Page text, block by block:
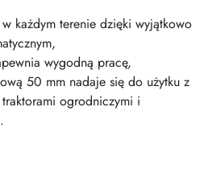
każdym terenie dzięki wyjątkowo
wygodną pracę,
50 mm nadaje się do użytku z
ogrodniczymi i